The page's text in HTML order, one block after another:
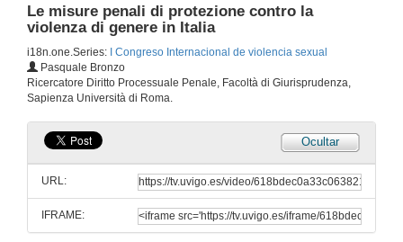
Le misure penali di protezione contro la
violenza di genere in Italia
i18n.one.Series:
I Congreso Internacional de violencia sexual
Pasquale Bronzo
Ricercatore Diritto Processuale Penale, Facoltà di Giurisprudenza,
Sapienza Università di Roma.
Ocultar
URL:
IFRAME:
18 de out. de 2021
18 de out. de 2021
A violencia sexual na antiga Roma e no dereito actual
18 de out. de 2021
Presentación de Pasquale Bronzo